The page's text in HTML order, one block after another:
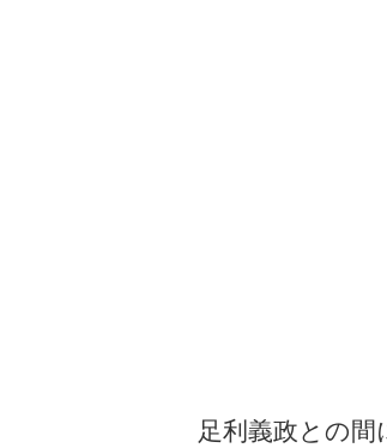
足利義政との